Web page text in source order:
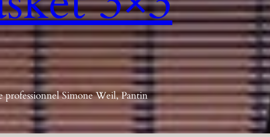
professionnel Simone Weil, Pantin